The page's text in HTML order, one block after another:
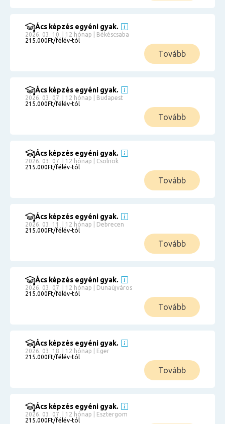
Ács képzés egyéni gyak.
2026. 03. 10. | 12 hónap | Békéscsaba
215.000Ft/félév-tól
Tovább
Ács képzés egyéni gyak.
2026. 03. 07. | 12 hónap | Budapest
215.000Ft/félév-tól
Tovább
Ács képzés egyéni gyak.
2026. 03. 07. | 12 hónap | Csolnok
215.000Ft/félév-tól
Tovább
Ács képzés egyéni gyak.
2026. 03. 11. | 12 hónap | Debrecen
215.000Ft/félév-tól
Tovább
Ács képzés egyéni gyak.
2026. 03. 07. | 12 hónap | Dunaújváros
215.000Ft/félév-tól
Tovább
Ács képzés egyéni gyak.
2026. 03. 18. | 12 hónap | Eger
215.000Ft/félév-tól
Tovább
Ács képzés egyéni gyak.
2026. 03. 07. | 12 hónap | Esztergom
215.000Ft/félév-tól